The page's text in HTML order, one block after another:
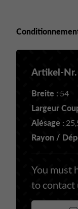
Artikel-Nr.
Breite : 54
Largeur
Alésage :
Rayon /
You must
to contact